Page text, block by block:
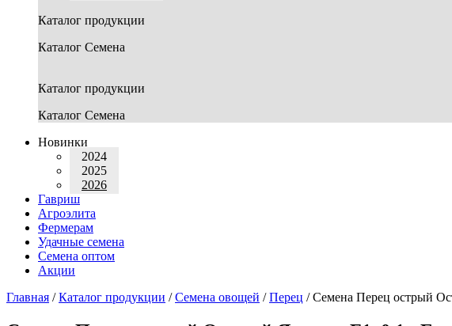
Каталог продукции
Каталог Семена
Каталог продукции
Каталог Семена
Новинки
2024
2025
2026
Гавриш
Агроэлита
Фермерам
Удачные семена
Семена оптом
Акции
Главная /Каталог продукции /Семена овощей /Перец /Семена Перец острый